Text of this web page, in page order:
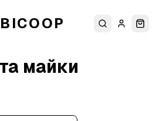
BICOOP ПошукУвійти
майки